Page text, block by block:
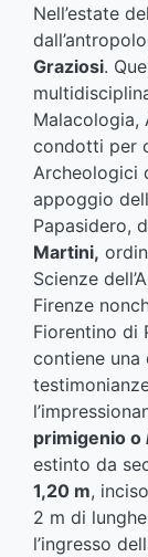
Nell’estate
Graziosi.
Malacologia,
condotti per
Archeologici
appoggio
Papasidero,
Martini,
Scienze
Firenze
Fiorentino di
contiene
primigenio o
estinto da
1,20 m,
2 m di
l’ingresso